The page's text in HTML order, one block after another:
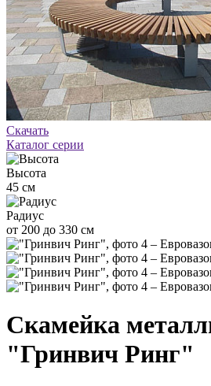
Скачать
Каталог серии
Высота
45 см
Радиус
от 200 до 330 см
Скамейка
"Гринвич Ринг"